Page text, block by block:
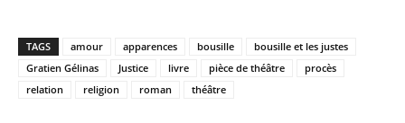
TAGS amour apparences bousille
bousille et les justes
Gratien Gélinas
Justice livre pièce de théâtre
procès
relation
religion roman théâtre